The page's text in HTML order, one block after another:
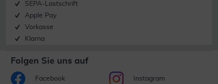
SEPA-Lastschrift
Apple Pay
Vorkasse
Klarna
Folgen Sie uns auf
Facebook Instagram